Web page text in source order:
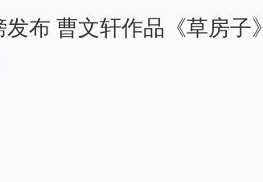
布 曹文轩作品《草房子